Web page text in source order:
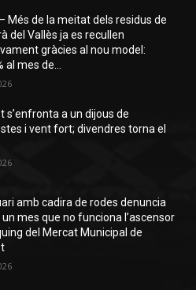
Més de la meitat dels residus de
del Vallès ja es recullen
gràcies al nou model:
al mes de...
s’enfronta a un dijous de
i vent fort; divendres torna el
amb cadira de rodes denuncia
mes que no funciona l’ascensor
del Mercat Municipal de